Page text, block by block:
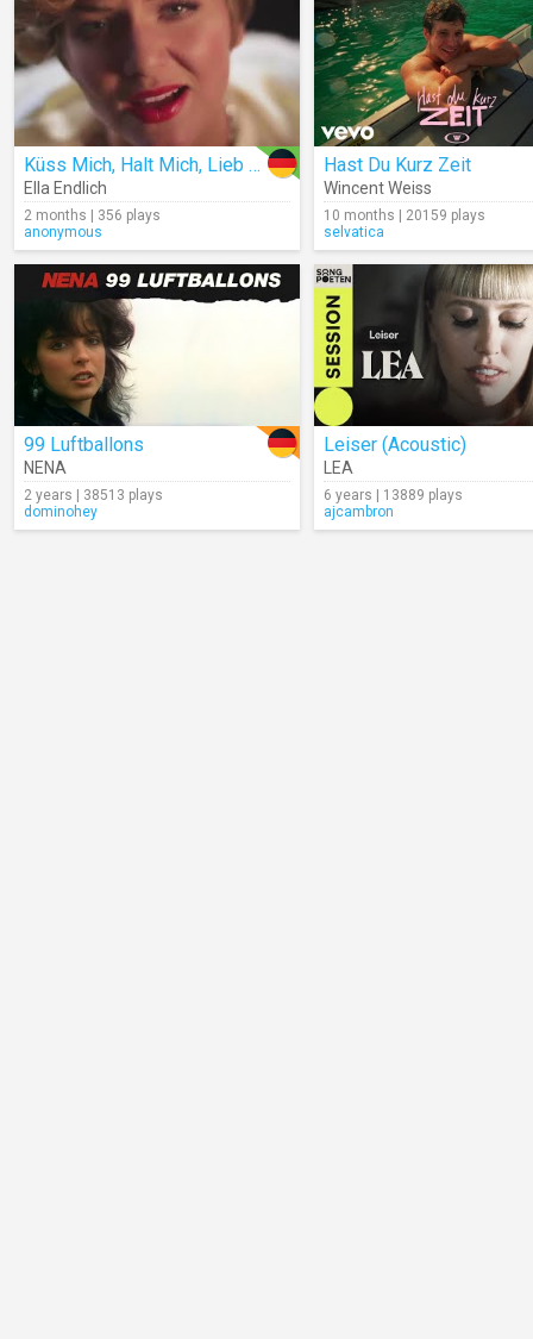
Küss Mich, Halt Mich, Lieb Mich
Ella Endlich
2 months | 356 plays
anonymous
Hast Du Kurz Zeit
Wincent Weiss
10 months | 20159 plays
selvatica
99 Luftballons
NENA
2 years | 38513 plays
dominohey
Leiser (Acoustic)
LEA
6 years | 13889 plays
ajcambron